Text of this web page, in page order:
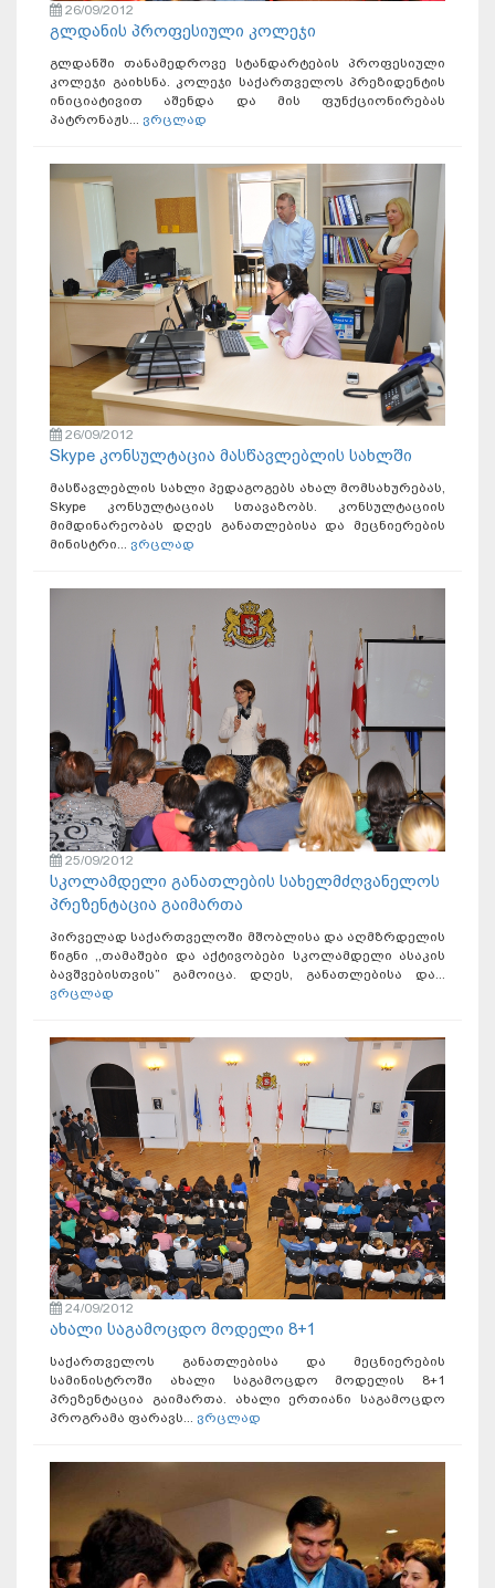
26/09/2012
გლდანის პროფესიული კოლეჯი
გლდანში თანამედროვე სტანდარტების პროფესიული
კოლეჯი გაიხსნა. კოლეჯი საქართველოს პრეზიდენტის
ინიციატივით აშენდა და მის ფუნქციონირებას
პატრონაჟს... ვრცლად
26/09/2012
Skype კონსულტაცია მასწავლებლის სახლში
მასწავლებლის სახლი პედაგოგებს ახალ მომსახურებას,
Skype კონსულტაციას სთავაზობს. კონსულტაციის
მიმდინარეობას დღეს განათლებისა და მეცნიერების
მინისტრი... ვრცლად
25/09/2012
სკოლამდელი განათლების სახელმძღვანელოს
პრეზენტაცია გაიმართა
პირველად საქართველოში მშობლისა და აღმზრდელის
წიგნი ,,თამაშები და აქტივობები სკოლამდელი ასაკის
ბავშვებისთვის” გამოიცა. დღეს, განათლებისა და...
ვრცლად
24/09/2012
ახალი საგამოცდო მოდელი 8+1
საქართველოს განათლებისა და მეცნიერების
სამინისტროში ახალი საგამოცდო მოდელის 8+1
პრეზენტაცია გაიმართა. ახალი ერთიანი საგამოცდო
პროგრამა ფარავს... ვრცლად